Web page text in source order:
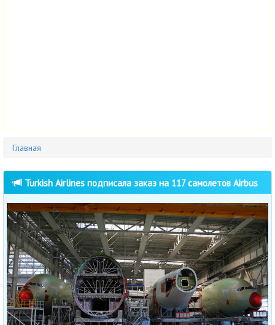
Главная
Turkish Airlines подписала заказ на 117 самолетов Airbus